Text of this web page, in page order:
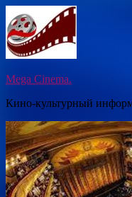
Перейти
к
содержимому
Mega Cinema.
Кино-культурный